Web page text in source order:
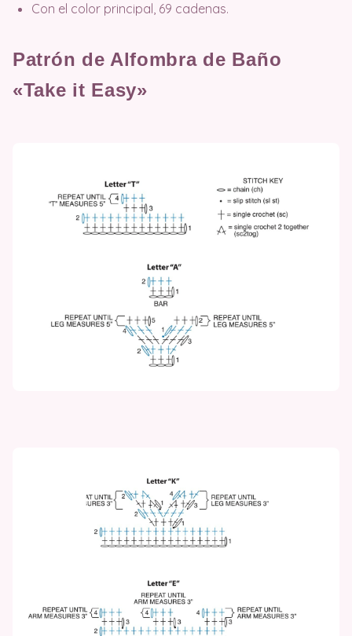
Con el color principal, 69 cadenas.
Patrón de Alfombra de Baño
«Take it Easy»